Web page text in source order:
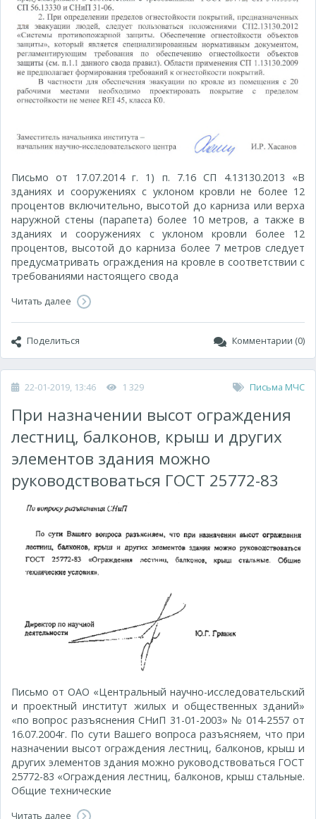
Письмо от 17.07.2014 г. 1) п. 7.16 СП 4.13130.2013 «В
зданиях и сооружениях с уклоном кровли не более 12
процентов включительно, высотой до карниза или верха
наружной стены (парапета) более 10 метров, а также в
зданиях и сооружениях с уклоном кровли более 12
процентов, высотой до карниза более 7 метров следует
предусматривать ограждения на кровле в соответствии с
требованиями настоящего свода
Читать далее
Поделиться Комментарии (0)
22-01-2019, 13:46 1 329 Письма МЧС
При назначении высот ограждения
лестниц, балконов, крыш и других
элементов здания можно
руководствоваться ГОСТ 25772-83
Письмо от ОАО «Центральный научно-исследовательский
и проектный институт жилых и общественных зданий»
«по вопрос разъяснения СНиП 31-01-2003» № 014-2557 от
16.07.2004г. По сути Вашего вопроса разъясняем, что при
назначении высот ограждения лестниц, балконов, крыш и
других элементов здания можно руководствоваться ГОСТ
25772-83 «Ограждения лестниц, балконов, крыш стальные.
Общие технические
Читать далее